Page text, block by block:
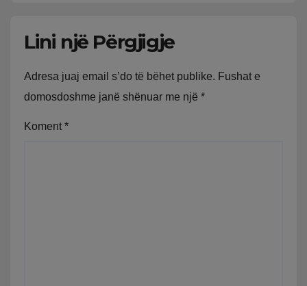
Lini një Përgjigje
Adresa juaj email s’do të bëhet publike. Fushat e
domosdoshme janë shënuar me një *
Koment *